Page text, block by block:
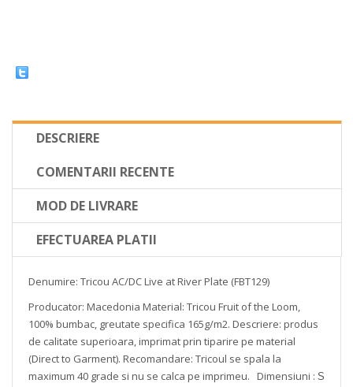
DESCRIERE
COMENTARII RECENTE
MOD DE LIVRARE
EFECTUAREA PLATII
Denumire: Tricou AC/DC Live at River Plate (FBT129)
Producator: Macedonia Material: Tricou Fruit of the Loom,
100% bumbac, greutate specifica 165g/m2. Descriere: produs
de calitate superioara, imprimat prin tiparire pe material
(Direct to Garment). Recomandare: Tricoul se spala la
maximum 40 grade si nu se calca pe imprimeu. Dimensiuni : S